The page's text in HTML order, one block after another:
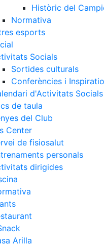
Històric del
Normativa
esports
Socials
Sortides culturals
Conferències i
d'Activitats Socials
de taula
del Club
Center
de fisiosalut
personals
dirigides
Arilla